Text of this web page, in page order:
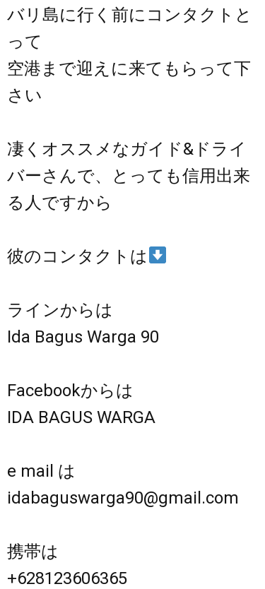
バリ島に行く前にコンタクトと
って
空港まで迎えに来てもらって下
さい
凄くオススメなガイド&ドライ
バーさんで、とっても信用出来
る人ですから
彼のコンタクトは
ラインからは
Ida Bagus Warga 90
Facebookからは
IDA BAGUS WARGA
e mail は
idabaguswarga90@gmail.com
携帯は
+628123606365